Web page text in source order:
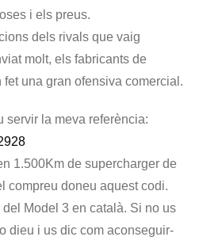
i els preus.
dels rivals que vaig
molt, els fabricants de
una gran ofensiva comercial.
servir la meva referència:
1.500Km de supercharger de
compreu doneu aquest codi.
Model 3 en català. Si no us
dieu i us dic com aconseguir-